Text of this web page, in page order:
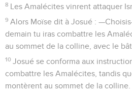
8 Les Amalécites vinrent attaquer
9 Alors Moïse dit à Josué :
demain tu iras combattre les
au sommet de la colline, avec le
10 Josué se conforma aux
combattre les Amalécites, tandis
montèrent au sommet de la colline.